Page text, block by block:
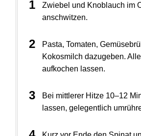
Zwiebel und Knoblauch im
anschwitzen.
Pasta, Tomaten,
Kokosmilch dazugeben.
aufkochen lassen.
Bei mittlerer Hitze 10–12
lassen, gelegentlich